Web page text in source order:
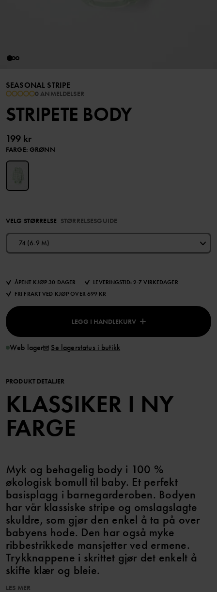
SEASONAL STRIPE
0 ANMELDELSER
STRIPETE BODY
199 kr
FARGE: GRØNN
VELG STØRRELSE STØRRELSESGUIDE
74 (6-9 M)
ÅPENT KJØP 30 DAGER
LEVERINGSTID: 2-7 VIRKEDAGER
FRI FRAKT VED KJØP OVER 699 KR
LEGG I HANDLEKURV
Web lager Se lagerstatus i butikk
PRODUKT DETALJER
KLASSIKER I NY
FARGE
Myk og behagelig body i 100 %
økologisk bomull til baby. Et perfekt
basisplagg i barnegarderoben. Bodyen
har vår klassiske stripe og omslagslagte
skuldre, som gjør den enkel å ta på over
babyens hode. Den har også myke
ribbestrikkede mansjetter ved ermene.
Trykknappene i skrittet gjør det enkelt å
skifte klær og bleie.
LES MER